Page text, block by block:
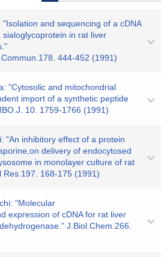
and sequencing of a cDNA
in rat liver
444-452 (1991)
"Cytosolic and mitochondrial
import of a synthetic peptide
10. 1759-1766 (1991)
"An inhibitory effect of a protein
delivery of endocytosed
in monolayer culture of rat
Res.197. 168-175 (1991)
"Molecular
expression of cDNA for rat liver
J.Biol.Chem.266.